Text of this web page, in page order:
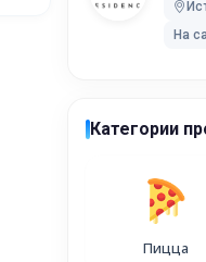
На
Категории
Пицца